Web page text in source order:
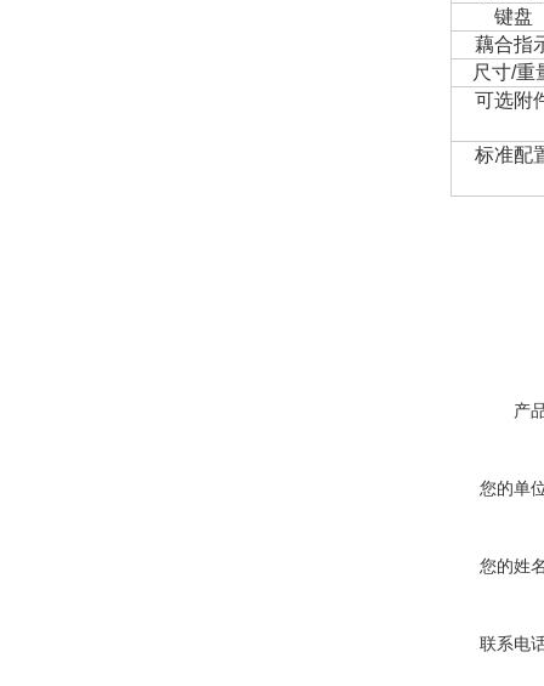
键盘
藕合指
尺寸/重
可选附
标准配
产
您的单
您的姓
联系电